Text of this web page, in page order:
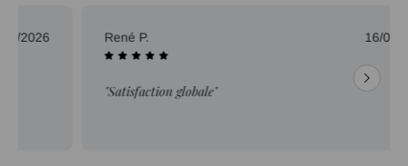
René P. 16/07/2026
"Satisfaction globale"